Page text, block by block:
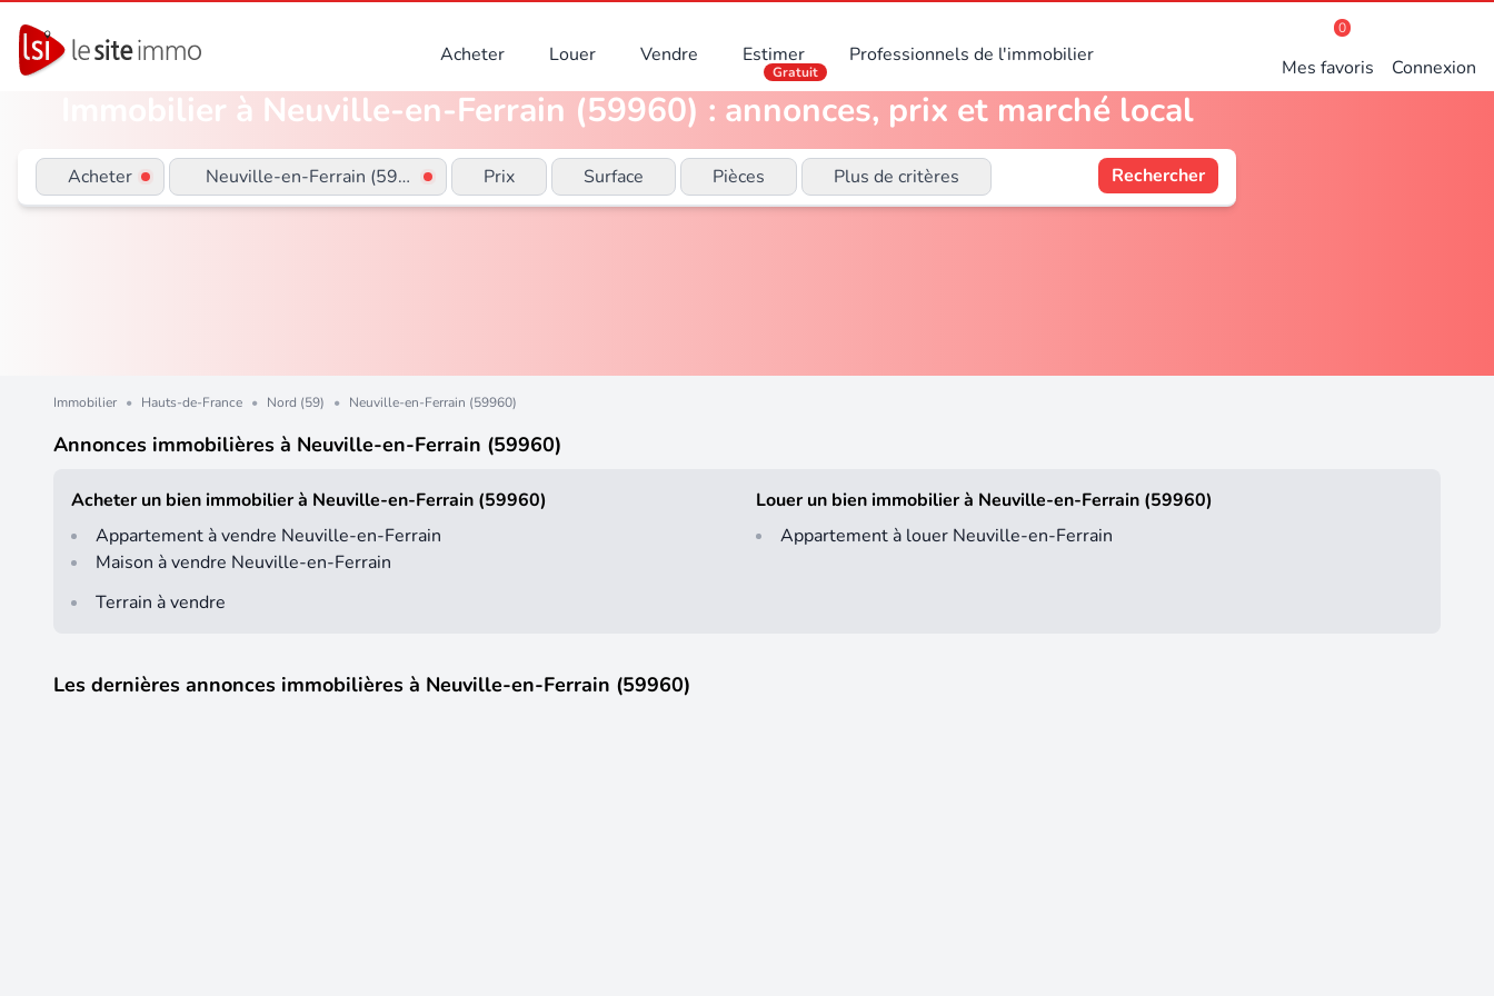
Acheter Louer Vendre Estimer
Gratuit
Professionnels de l'immobilier
0
Mes favoris Connexion
Immobilier à Neuville-en-Ferrain (59960) : annonces, prix et marché local
Acheter Neuville-en-Ferrain (59960) Prix Surface Pièces Plus de critères Rechercher
Immobilier • Hauts-de-France • Nord (59) • Neuville-en-Ferrain (59960)
Annonces immobilières à Neuville-en-Ferrain (59960)
Acheter un bien immobilier à Neuville-en-Ferrain (59960)
Appartement à vendre Neuville-en-Ferrain
Maison à vendre Neuville-en-Ferrain
Terrain à vendre
Louer un bien immobilier à Neuville-en-Ferrain (59960)
Appartement à louer Neuville-en-Ferrain
Les dernières annonces immobilières à Neuville-en-Ferrain (59960)